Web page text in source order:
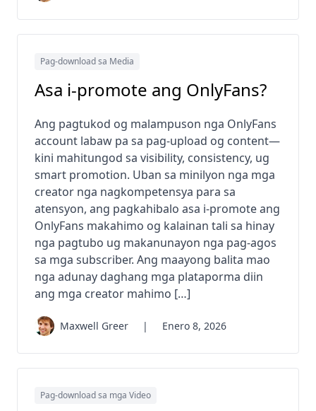
Pag-download sa Media
Asa i-promote ang OnlyFans?
Ang pagtukod og malampuson nga OnlyFans
account labaw pa sa pag-upload og content—
kini mahitungod sa visibility, consistency, ug
smart promotion. Uban sa minilyon nga mga
creator nga nagkompetensya para sa
atensyon, ang pagkahibalo asa i-promote ang
OnlyFans makahimo og kalainan tali sa hinay
nga pagtubo ug makanunayon nga pag-agos
sa mga subscriber. Ang maayong balita mao
nga adunay daghang mga plataporma diin
ang mga creator mahimo […]
Maxwell Greer | Enero 8, 2026
Pag-download sa mga Video